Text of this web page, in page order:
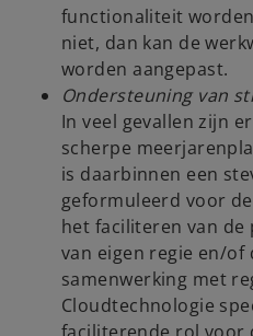
functionaliteit
niet, dan kan de
worden aangepast.
Ondersteuning van
In veel gevallen zijn
scherpe
is daarbinnen een
geformuleerd voor
het faciliteren van
van eigen regie en/of
samenwerking met
Cloudtechnologie